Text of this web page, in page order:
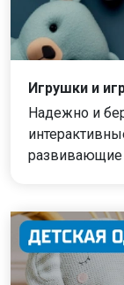
Игрушки и
Надежно и
развивающие